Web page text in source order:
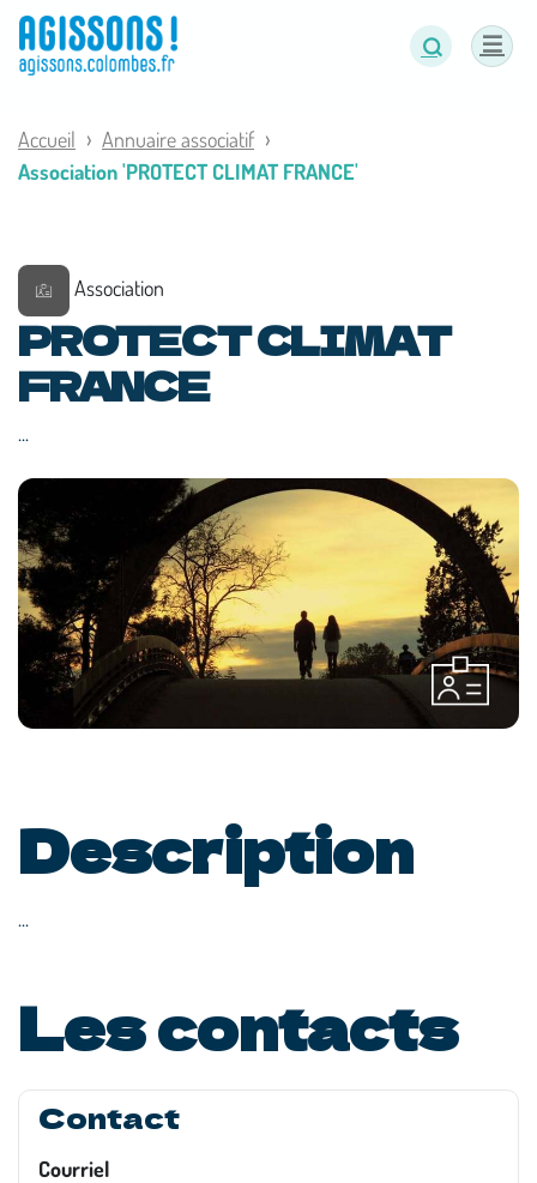
Accueil
Annuaire associatif
Association 'PROTECT CLIMAT FRANCE'
Association
PROTECT CLIMAT
FRANCE
...
Description
...
Les contacts
Contact
Courriel
Panneau de gestion des cookies